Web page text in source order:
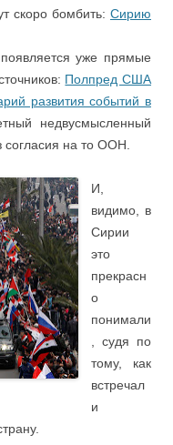
скоро бомбить: Сирию
уже прямые
Полпред США
развития событий в
недвусмысленный
на то ООН.
И,
видимо, в
Сирии
это
прекрасн
о
понимали
, судя по
тому, как
встречал
и